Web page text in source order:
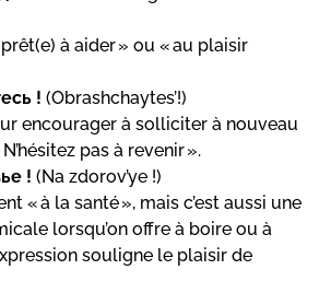
à aider » ou « au plaisir
! (Obrashchaytes’!)
encourager à solliciter à nouveau
N’hésitez pas à revenir ».
! (Na zdorov’ye !)
« à la santé », mais c’est aussi une
lorsqu’on offre à boire ou à
souligne le plaisir de